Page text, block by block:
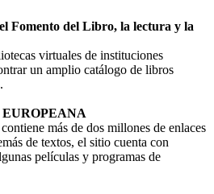
Fomento del Libro, la lectura y la
virtuales de instituciones
un amplio catálogo de libros
más de dos millones de enlaces
de textos, el sitio cuenta con
películas y programas de